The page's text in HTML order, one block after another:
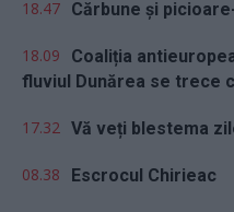
18.47 Cărbune și
18.09
Coaliția
fluviul Dunărea se trece
17.32 Vă veți blestema
08.38 Escrocul Chirieac